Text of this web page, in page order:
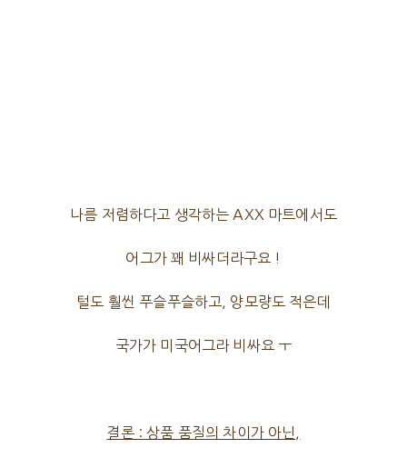
나름 저렴하다고 생각하는 AXX 마트에서도
어그가 꽤 비싸더라구요 !
털도 훨씬 푸슬푸슬하고, 양모량도 적은데
국가가 미국어그라 비싸요 ㅜ
결론 : 상품 품질의 차이가 아닌,